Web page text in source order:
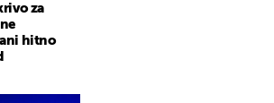
za
hitno